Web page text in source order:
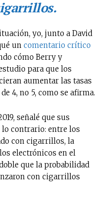
yo, junto a David
un comentario crítico
cómo Berry y
para que los
aumentar las tasas
4, no 5, como se afirma.
señalé que sus
contrario: entre los
con cigarrillos, la
electrónicos en el
que la probabilidad
con cigarrillos